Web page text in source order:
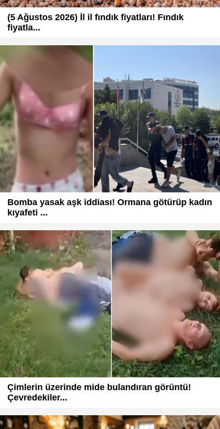
(5 Ağustos 2026) İl il fındık fiyatları! Fındık
fiyatla...
Bomba yasak aşk iddiası! Ormana götürüp kadın
kıyafeti ...
Çimlerin üzerinde mide bulandıran görüntü!
Çevredekiler...